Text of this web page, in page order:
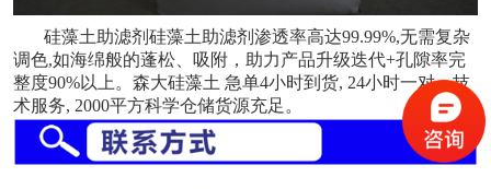
硅藻土助滤剂硅藻土助滤剂渗透率高达99.99%,无需复杂
调色,如海绵般的蓬松、吸附， 助力产品升级迭代+孔隙率完
整度90%以上 。森大硅藻土 急单4小时到货, 24小时一对一技
术服务, 2000平方科学仓储货源充足 。